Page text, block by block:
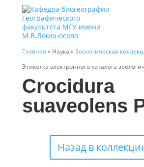
Главная » Наука »Зоологическая
Этикетка электронного каталога
Crocidura
suaveolens
Назад в